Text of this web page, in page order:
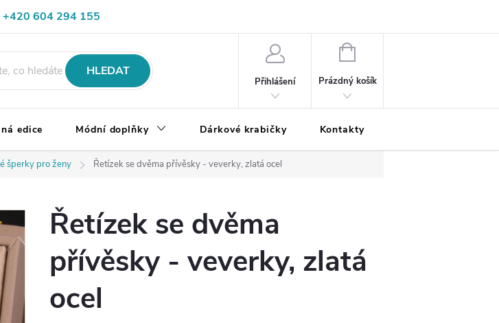
+420 604 294 155
a reklamace zboží
HLEDAT
Přihlášení
NÁKUPNÍ
Prázdný košík
edice Módní doplňky Dárkové krabičky Kontakty
šperky pro ženy Řetízek se dvěma přívěsky - veverky, zlatá ocel
Řetízek se dvěma
přívěsky - veverky, zlatá
ocel